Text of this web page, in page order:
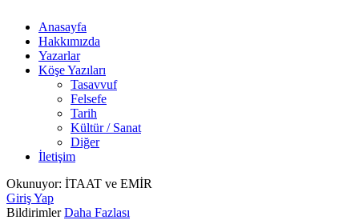
Anasayfa
Hakkımızda
Yazarlar
Köşe Yazıları
Tasavvuf
Felsefe
Tarih
Kültür / Sanat
Diğer
İletişim
Okunuyor: İTAAT ve EMİR
Giriş Yap
Bildirimler Daha Fazlası